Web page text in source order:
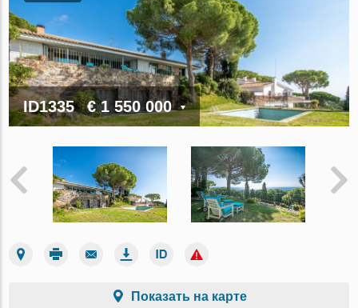
ID1335 € 1 550 000
Показать на карте